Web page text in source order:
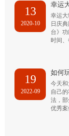
13
2020-10
幸运
幸运
日庆
台》
时间
19
2022-09
如何
今天
自己
法，
优秀